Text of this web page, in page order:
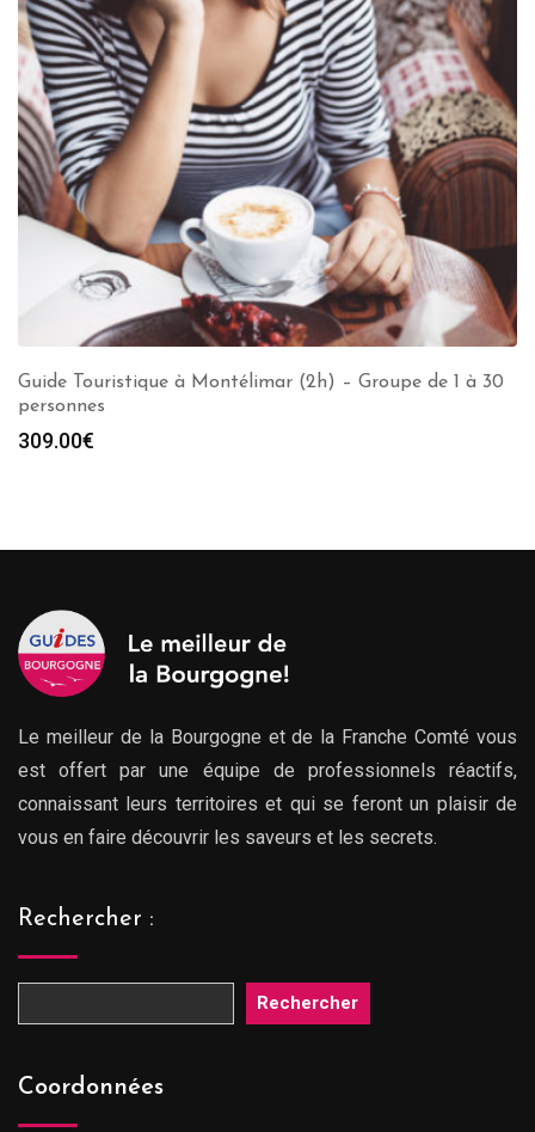
Guide Touristique à Montélimar (2h) – Groupe de 1 à 30
personnes
309.00€
Le meilleur de la Bourgogne et de la Franche Comté vous
est offert par une équipe de professionnels réactifs,
connaissant leurs territoires et qui se feront un plaisir de
vous en faire découvrir les saveurs et les secrets.
Rechercher :
Rechercher
Coordonnées